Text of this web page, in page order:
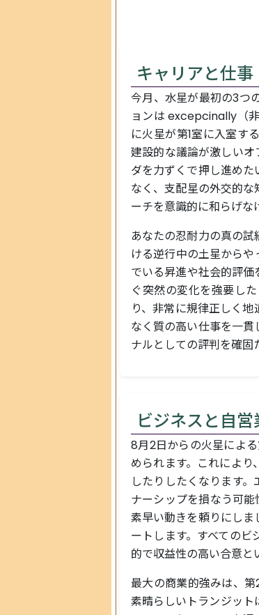
キャリアと仕事
今月、水星が最初の3つ
ョンは excepcinally（
に火星が第1室に入室す
建設的な議論が激しい
ダを力ずくで押し進め
なく、支配星の外交的
ーチを意識的に和らげな
あなたの忍耐力の真の
ける逆行中の土星から
でいる昇進や社会的評
ぐ突然の変化を強要し
り、非常に規律正しく
なく質の高い仕事を一
ナルとしての評判を確固
ビジネスと自営
8月2日からの火星によ
められます。これによ
したりしたくなります
ナーシップを損なう可
素早い動きを頼りにし
ートします。すべての
的で収益性の高い合意と
最大の商業的強みは、
素晴らしいトランジッ